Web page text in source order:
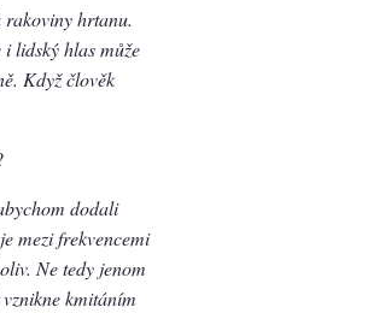
rakoviny hrtanu.
lidský hlas může
Když člověk
dodali
mezi frekvencemi
Ne tedy jenom
kmitáním